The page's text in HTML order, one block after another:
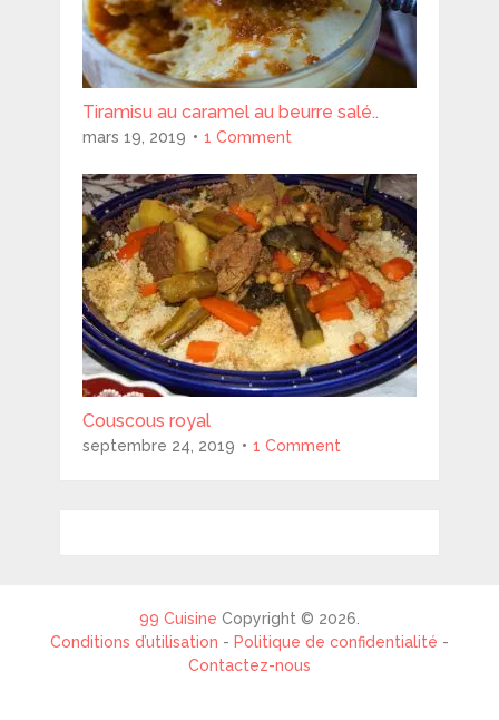
Tiramisu au caramel au beurre salé..
mars 19, 2019 1 Comment
Couscous royal
septembre 24, 2019 1 Comment
99 Cuisine Copyright © 2026.
Conditions d’utilisation - Politique de confidentialité -
Contactez-nous